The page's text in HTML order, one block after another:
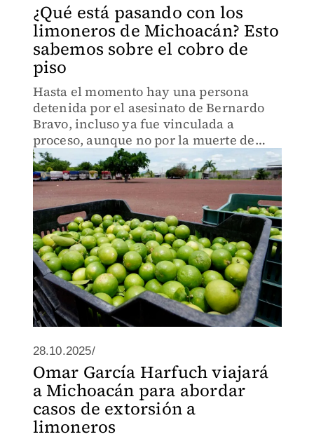
¿Qué está pasando con los
limoneros de Michoacán? Esto
sabemos sobre el cobro de
piso
Hasta el momento hay una persona
detenida por el asesinato de Bernardo
Bravo, incluso ya fue vinculada a
proceso, aunque no por la muerte de
éste.
28.10.2025/
Omar García Harfuch viajará
a Michoacán para abordar
casos de extorsión a
limoneros